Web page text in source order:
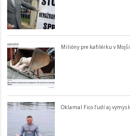
Milióny pre kafilérku v
Oklamal Fico ľudí aj